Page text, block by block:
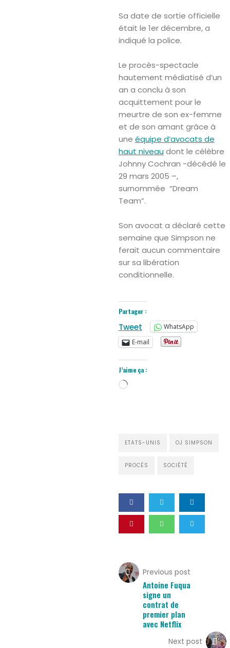
Sa date de sortie officielle
était le 1er décembre, a
indiqué la police.
Le procès-spectacle
hautement médiatisé d’un
an a conclu à son
acquittement pour le
meurtre de son ex-femme
et de son amant ​​grâce à
une équipe d’avocats de
haut niveaudont le célèbre
Johnny Cochran -décédé le
29 mars 2005 –,
surnommée “Dream
Team”.
Son avocat a déclaré cette
semaine que Simpson ne
ferait aucun commentaire
sur sa libération
conditionnelle.
Partager :
Tweet
WhatsApp
E-mail
J’aime ça :
Chargement…
ETATS-UNIS OJ SIMPSON
PROCÈS SOCIÉTÉ
Previous post
Antoine Fuqua
signe un
contrat de
premier plan
avec Netflix
Next post